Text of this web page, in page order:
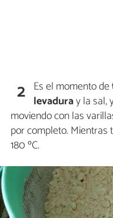
2 Es el momento de
levaduray la sal,
moviendo con las
por completo. Mientras
180 ºC.